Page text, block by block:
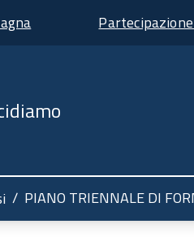
Partecipazione
/ PIANO TRIENNALE DI